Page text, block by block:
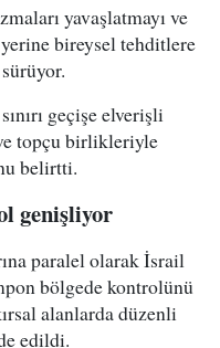
yavaşlatmayı ve
bireysel tehditlere
geçişe elverişli
topçu birlikleriyle
belirtti.
genişliyor
paralel olarak İsrail
bölgede kontrolünü
alanlarda düzenli
edildi.